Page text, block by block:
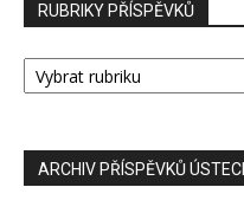
RUBRIKY PŘÍSPĚVKŮ
RUBRIKY
PŘÍSPĚVKŮ
ARCHIV PŘÍSPĚVKŮ